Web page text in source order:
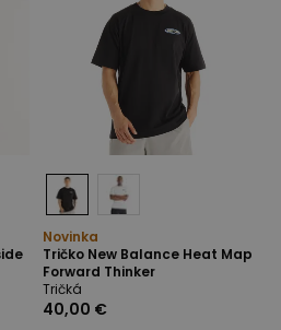
Novinka
Tričko New Balance Heat Map
Forward Thinker
Tričká
40,00 €